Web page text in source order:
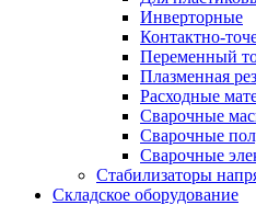
Инверторные
Контактно-
Переменный
Плазменная
Расходные
Сварочные
Сварочные
Сварочные
Стабилизаторы
Складское оборудование